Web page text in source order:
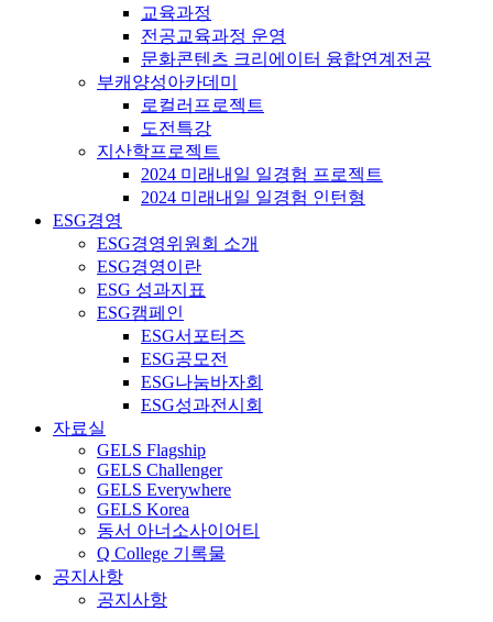
교육과정
전공교육과정 운영
문화콘텐츠 크리에이터 융합연계전공
부캐양성아카데미
로컬러프로젝트
도전특강
지산학프로젝트
2024 미래내일 일경험 프로젝트
2024 미래내일 일경험 인턴형
ESG경영
ESG경영위원회 소개
ESG경영이란
ESG 성과지표
ESG캠페인
ESG서포터즈
ESG공모전
ESG나눔바자회
ESG성과전시회
자료실
GELS Flagship
GELS Challenger
GELS Everywhere
GELS Korea
동서 아너소사이어티
Q College 기록물
공지사항
공지사항